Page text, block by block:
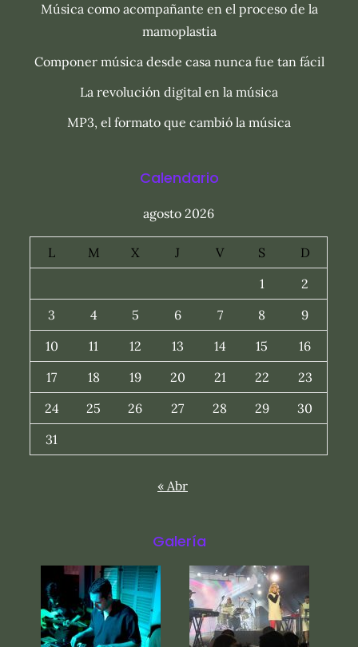
Música como acompañante en el proceso de la
mamoplastia
Componer música desde casa nunca fue tan fácil
La revolución digital en la música
MP3, el formato que cambió la música
Calendario
agosto 2026
L M X J V S
D
1
2
3
4 5 6 7 8
9
10
11 12 13 14 15
16
17
18 19 20 21 22
23
24
25 26 27 28 29
30
31
« Abr
Galería